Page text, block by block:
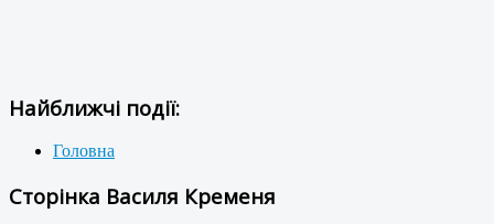
Найближчі події:
Головна
Сторінка Василя Кременя